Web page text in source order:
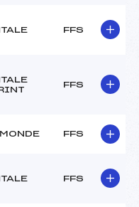
FFS
FFS
FFS
FFS